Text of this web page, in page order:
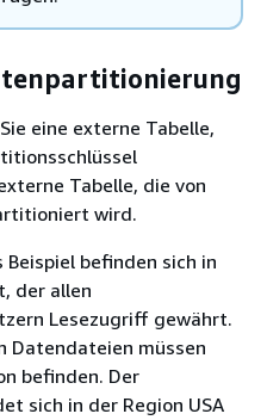
eine externe Tabelle,
Tabelle, die von
wird.
befinden sich in
der allen
Lesezugriff gewährt.
Datendateien müssen
befinden. Der
sich in der Region USA